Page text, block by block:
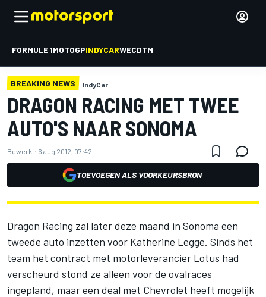
FORMULE 1MOTOGPINDYCARWECDTM
BREAKING NEWS IndyCar
DRAGON RACING MET TWEE
AUTO'S NAAR SONOMA
Bewerkt: 6 aug 2012, 07:42
TOEVOEGEN ALS VOORKEURSBRON
Dragon Racing zal later deze maand in Sonoma een
tweede auto inzetten voor Katherine Legge. Sinds het
team het contract met motorleverancier Lotus had
verscheurd stond ze alleen voor de ovalraces
ingepland, maar een deal met Chevrolet heeft mogelijk